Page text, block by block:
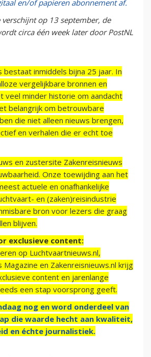
en/of papieren abonnement af.
verschijnt op 13 september, de
circa één week later door PostNL
bestaat inmiddels bijna 25 jaar. In
vergelijkbare bronnen en
veel minder historie om aandacht
belangrijk om betrouwbare
die niet alleen nieuws brengen,
en verhalen die er echt toe
en zustersite Zakenreisnieuws
Onze toewijding aan het
actuele en onafhankelijke
en (zaken)reisindustrie
bron voor lezers die graag
blijven.
exclusieve content:
op Luchtvaartnieuws.nl,
Magazine en Zakenreisnieuws.nl krijg
content en jarenlange
een stap voorsprong geeft.
nog en word onderdeel van
die waarde hecht aan kwaliteit,
en échte journalistiek.